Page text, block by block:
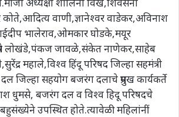
कोते,आदित्य वाणी,ज्ञानेश्वर वाडेकर,अविनाश
भालेराव,ओमकार घोडके,मयूर
लोखंडे,पंकज जावळे,संकेत नाणेकर,साहेब
महाले,विश्व हिंदू परिषद जिल्हा सहमंत्री
जिल्हा सहयोग बजरंग दलाचे प्रमुख कार्यकर्ते
धुमसे, बजरंग दल व विश्व हिदू परिषदचे
उपस्थित होते.त्यावेळी महिलांनीं